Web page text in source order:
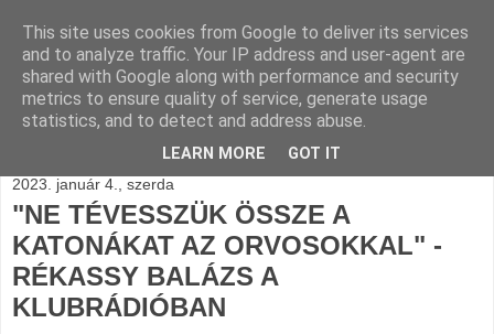
BLOGÁSZAT, napi
blogjava
2023. január 4., szerda
"NE TÉVESSZÜK ÖSSZE A
KATONÁKAT AZ ORVOSOKKAL" -
RÉKASSY BALÁZS A
KLUBRÁDIÓBAN
This site uses cookies from Google to deliver its services
and to analyze traffic. Your IP address and user-agent are
shared with Google along with performance and security
metrics to ensure quality of service, generate usage
statistics, and to detect and address abuse.
LEARN MORE GOT IT